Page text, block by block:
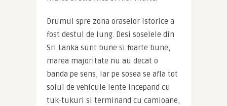
Drumul spre zona oraselor istorice a
fost destul de lung. Desi soselele din
Sri Lanka sunt bune si foarte bune,
marea majoritate nu au decat o
banda pe sens, iar pe sosea se afla tot
soiul de vehicule lente incepand cu
tuk-tukuri si terminand cu camioane,